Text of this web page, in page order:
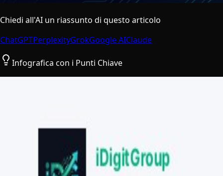
Chiedi all'AI un riassunto di questo articolo
ChatGPTPerplexityGrokGoogle AIClaude
Infografica con i Punti Chiave